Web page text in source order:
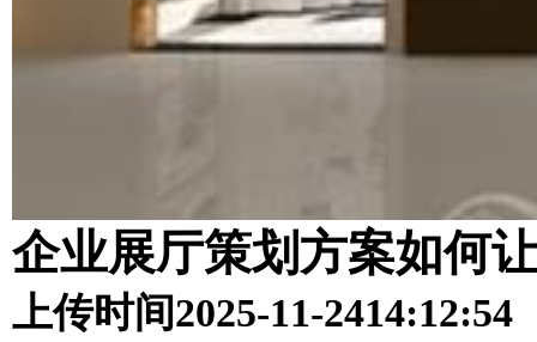
企业展厅策划方案如何
上传时间2025-11-2414:12:54